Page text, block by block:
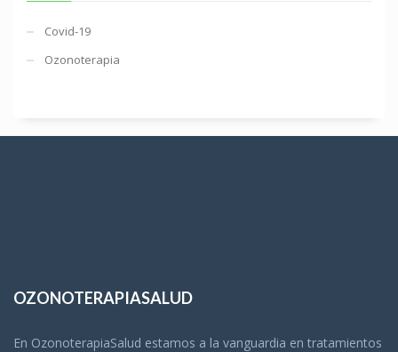
Covid-19
Ozonoterapia
OZONOTERAPIASALUD
En OzonoterapiaSalud estamos a la vanguardia en tratamientos